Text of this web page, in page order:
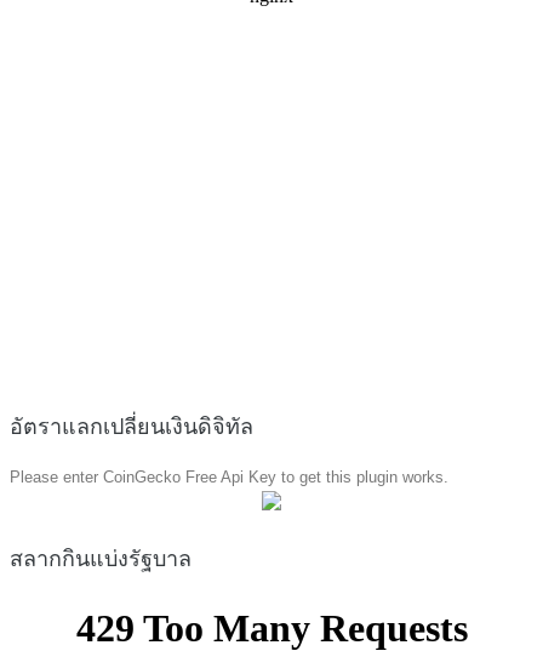
อัตราแลกเปลี่ยนเงินดิจิทัล
Please enter CoinGecko Free Api Key to get this plugin works.
สลากกินแบ่งรัฐบาล